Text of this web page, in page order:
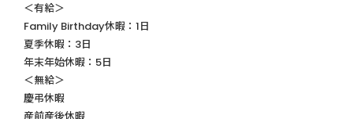
＜有給＞
Family Birthday休暇：1日
夏季休暇：3日
年末年始休暇：5日
＜無給＞
慶弔休暇